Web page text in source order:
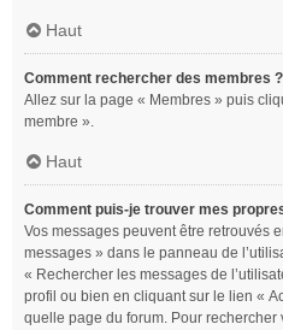
Haut
Comment rechercher des membres ?
Allez sur la page « Membres » puis
membre ».
Haut
Comment puis-je trouver mes
Vos messages peuvent être retrouvés
messages » dans le panneau de
« Rechercher les messages de
profil ou bien en cliquant sur le lien «
quelle page du forum. Pour rechercher